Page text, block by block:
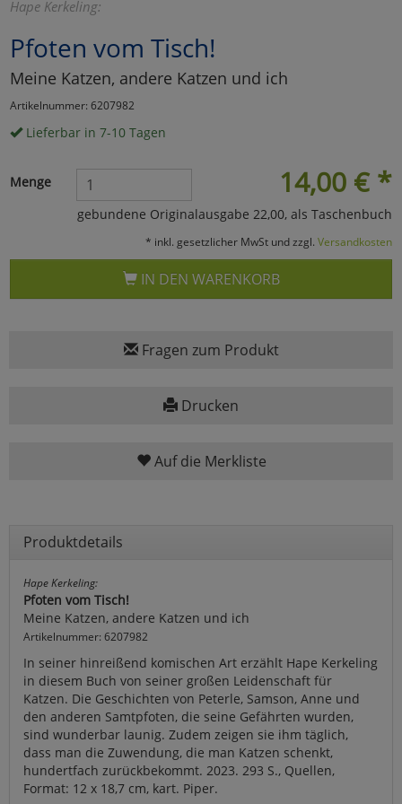
Hape Kerkeling:
Pfoten vom Tisch!
Meine Katzen, andere Katzen und ich
Artikelnummer: 6207982
Lieferbar in 7-10 Tagen
14,00 € *
Menge
gebundene Originalausgabe 22,00, als Taschenbuch
* inkl. gesetzlicher MwSt und zzgl. Versandkosten
IN DEN WARENKORB
Fragen zum Produkt
Drucken
Auf die Merkliste
Produktdetails
Hape Kerkeling:
Pfoten vom Tisch!
Meine Katzen, andere Katzen und ich
Artikelnummer: 6207982
In seiner hinreißend komischen Art erzählt Hape Kerkeling
in diesem Buch von seiner großen Leidenschaft für
Katzen. Die Geschichten von Peterle, Samson, Anne und
den anderen Samtpfoten, die seine Gefährten wurden,
sind wunderbar launig. Zudem zeigen sie ihm täglich,
dass man die Zuwendung, die man Katzen schenkt,
hundertfach zurückbekommt. 2023. 293 S., Quellen,
Format: 12 x 18,7 cm, kart. Piper.
Umfragetools